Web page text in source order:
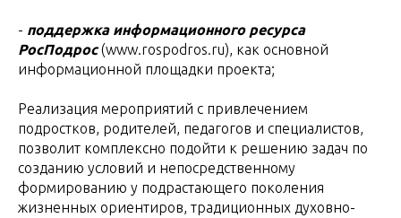
- поддержка информационного ресурса
РосПодрос(www.rospodros.ru), как основной
информационной площадки проекта;
Реализация мероприятий с привлечением
подростков, родителей, педагогов и специалистов,
позволит комплексно подойти к решению задач по
созданию условий и непосредственному
формированию у подрастающего поколения
жизненных ориентиров, традиционных духовно-